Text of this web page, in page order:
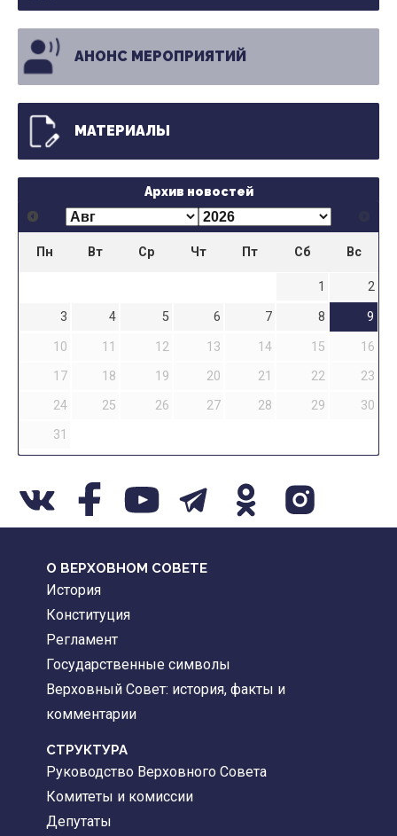
АНОНС МЕРОПРИЯТИЙ
МАТЕРИАЛЫ
Архив новостей
Пн Вт Ср Чт Пт Сб Вс
1
2
3
4 5 6 7 8
9
10
11 12 13 14 15
16
17
18 19 20 21 22
23
24
25 26 27 28 29
30
31
О ВЕРХОВНОМ СОВЕТЕ
История
Конституция
Регламент
Государственные символы
Верховный Совет: история, факты и
комментарии
CТРУКТУРА
Руководство Верховного Совета
Комитеты и комиссии
Депутаты